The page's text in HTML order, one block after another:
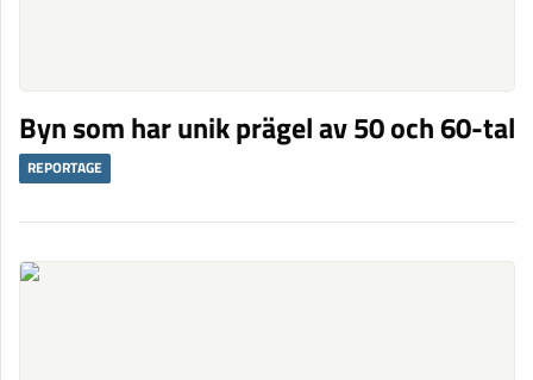
Byn som har unik prägel av 50 och 60-tal
REPORTAGE